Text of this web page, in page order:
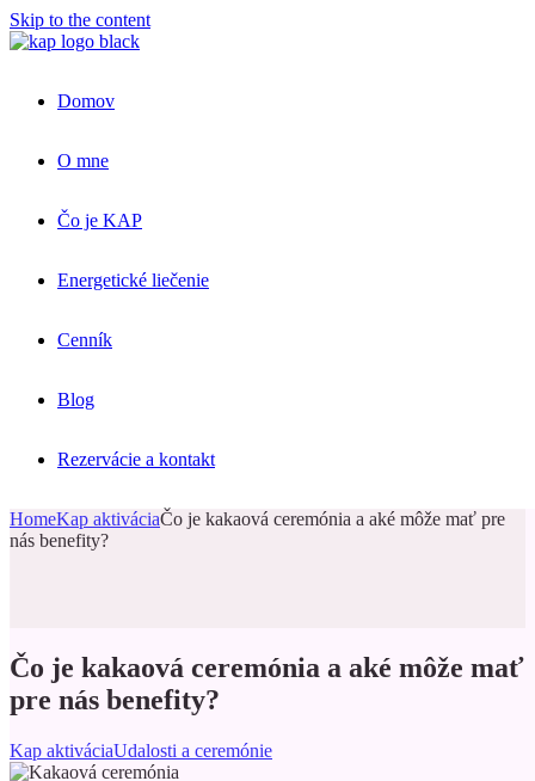
Skip to the content
Domov
O mne
Čo je KAP
Energetické liečenie
Cenník
Blog
Rezervácie a kontakt
HomeKap aktiváciaČo je kakaová ceremónia a aké môže mať pre
nás benefity?
Čo je kakaová ceremónia a aké môže mať
pre nás benefity?
Kap aktiváciaUdalosti a ceremónie